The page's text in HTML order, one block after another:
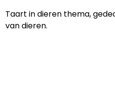
Taart in dieren thema,
van dieren.